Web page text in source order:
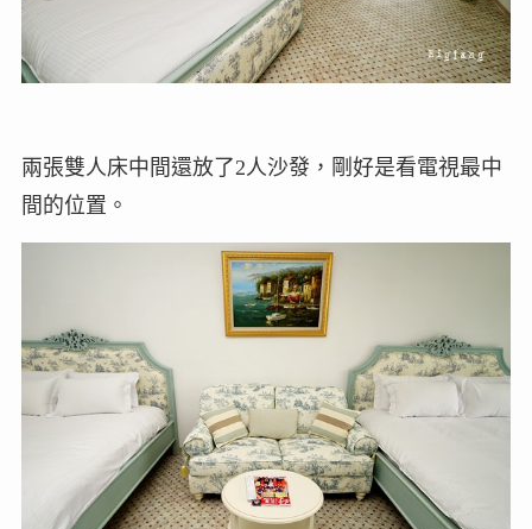
兩張雙人床中間還放了2人沙發，剛好是看電視最中
間的位置。